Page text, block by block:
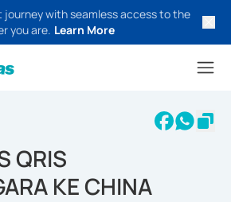
with seamless access to the
you are. Learn More
QRIS
KE CHINA